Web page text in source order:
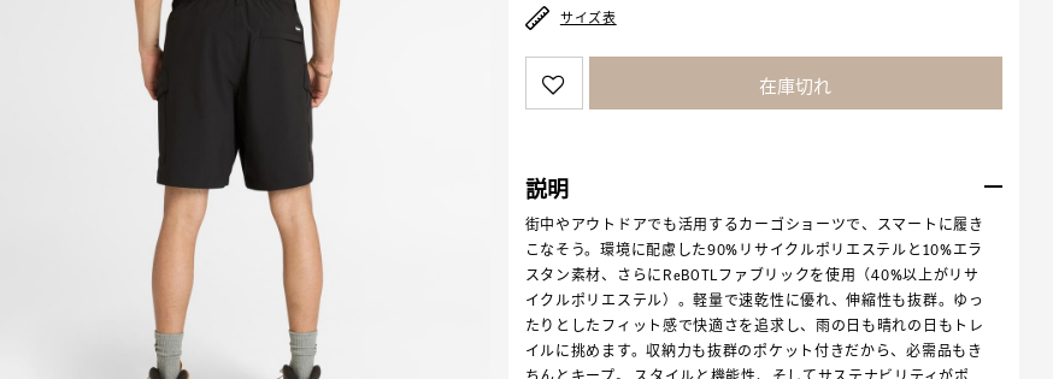
サイズ表
在庫切れ
説明
街中やアウトドアでも活用するカーゴショーツで、スマートに履き
こなそう。環境に配慮した90%リサイクルポリエステルと10%エラ
スタン素材、さらにReBOTLファブリックを使用（40%以上がリサ
イクルポリエステル）。軽量で速乾性に優れ、伸縮性も抜群。ゆっ
たりとしたフィット感で快適さを追求し、雨の日も晴れの日もトレ
イルに挑めます。収納力も抜群のポケット付きだから、必需品もき